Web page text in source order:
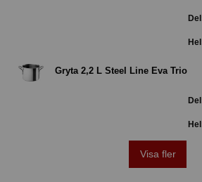
Gryta 2,2 L Steel Line Eva Trio
Visa fler